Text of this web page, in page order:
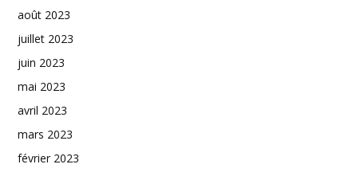
août 2023
juillet 2023
juin 2023
mai 2023
avril 2023
mars 2023
février 2023